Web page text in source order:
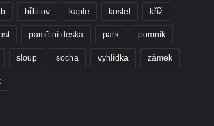
revitalizace Vltavy Vraňany
hřbitov kaple kostel kříž
pamětní deska park pomník
sloup socha vyhlídka zámek